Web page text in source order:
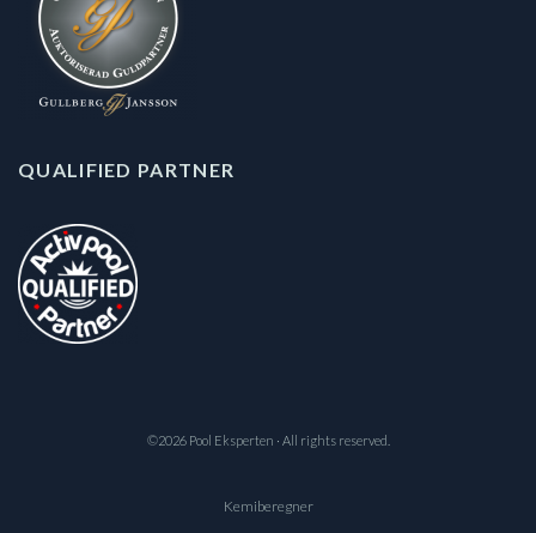
QUALIFIED PARTNER
©2026 Pool Eksperten · All rights reserved.
Kemiberegner